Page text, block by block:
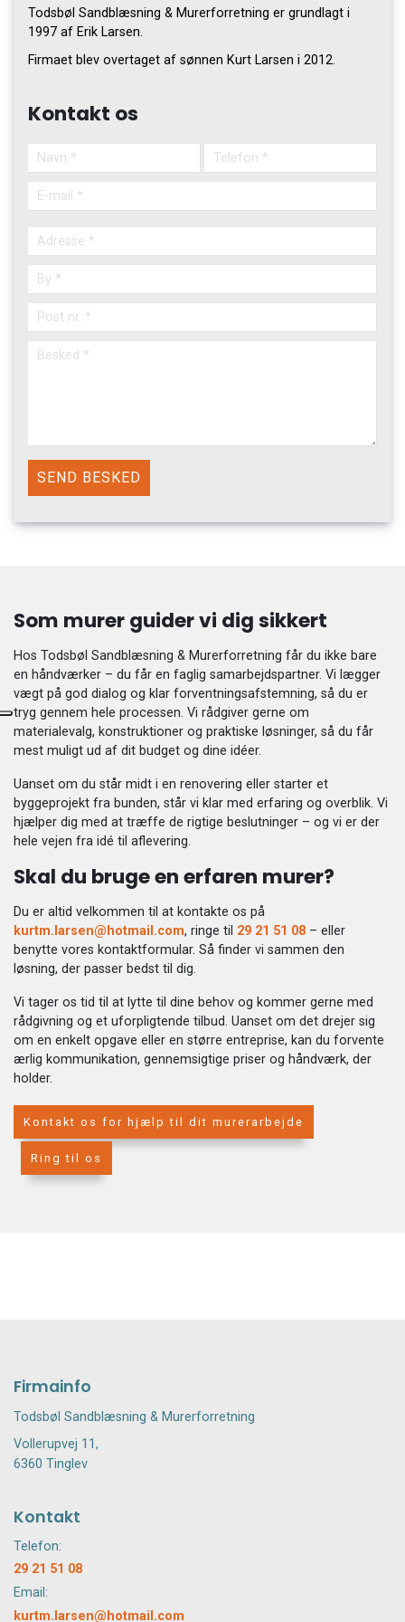
Todsbøl Sandblæsning & Murerforretning er grundlagt i
1997 af Erik Larsen.
Firmaet blev overtaget af sønnen Kurt Larsen i 2012.
Kontakt os
Adresse
Adresse
By
Post
Som murer guider vi dig sikkert
Hos Todsbøl Sandblæsning & Murerforretning får du ikke bare
en håndværker – du får en faglig samarbejdspartner. Vi lægger
vægt på god dialog og klar forventningsafstemning, så du er
tryg gennem hele processen. Vi rådgiver gerne om
materialevalg, konstruktioner og praktiske løsninger, så du får
mest muligt ud af dit budget og dine idéer.
Uanset om du står midt i en renovering eller starter et
byggeprojekt fra bunden, står vi klar med erfaring og overblik. Vi
hjælper dig med at træffe de rigtige beslutninger – og vi er der
hele vejen fra idé til aflevering.
Skal du bruge en erfaren murer?
Du er altid velkommen til at kontakte os på
kurtm.larsen@hotmail.com, ringe til 29 21 51 08 – eller
benytte vores kontaktformular. Så finder vi sammen den
løsning, der passer bedst til dig.
Vi tager os tid til at lytte til dine behov og kommer gerne med
rådgivning og et uforpligtende tilbud. Uanset om det drejer sig
om en enkelt opgave eller en større entreprise, kan du forvente
ærlig kommunikation, gennemsigtige priser og håndværk, der
holder.
Kontakt os for hjælp til dit murerarbejde
Ring til os
Firmainfo
Todsbøl Sandblæsning & Murerforretning
Vollerupvej 11,
6360 Tinglev
Kontakt
Telefon:
29 21 51 08
Email:
kurtm.larsen@hotmail.com